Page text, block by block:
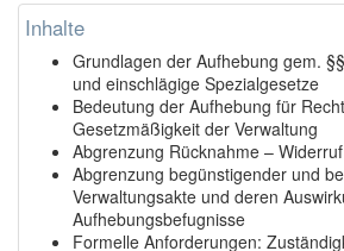
Inhalte
Grundlagen der Aufhebung gem.
und einschlägige Spezialgesetze
Bedeutung der Aufhebung für
Gesetzmäßigkeit der Verwaltung
Abgrenzung Rücknahme –
Abgrenzung begünstigender und
Verwaltungsakte und deren
Aufhebungsbefugnisse
Formelle Anforderungen: